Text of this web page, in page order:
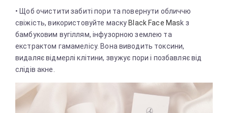
• Щоб очистити забиті пори та повернути обличчю
свіжість, використовуйте маску Black Face Mask з
бамбуковим вугіллям, інфузорною землею та
екстрактом гамамелісу. Вона виводить токсини,
видаляє відмерлі клітини, звужує пори і позбавляє від
слідів акне.